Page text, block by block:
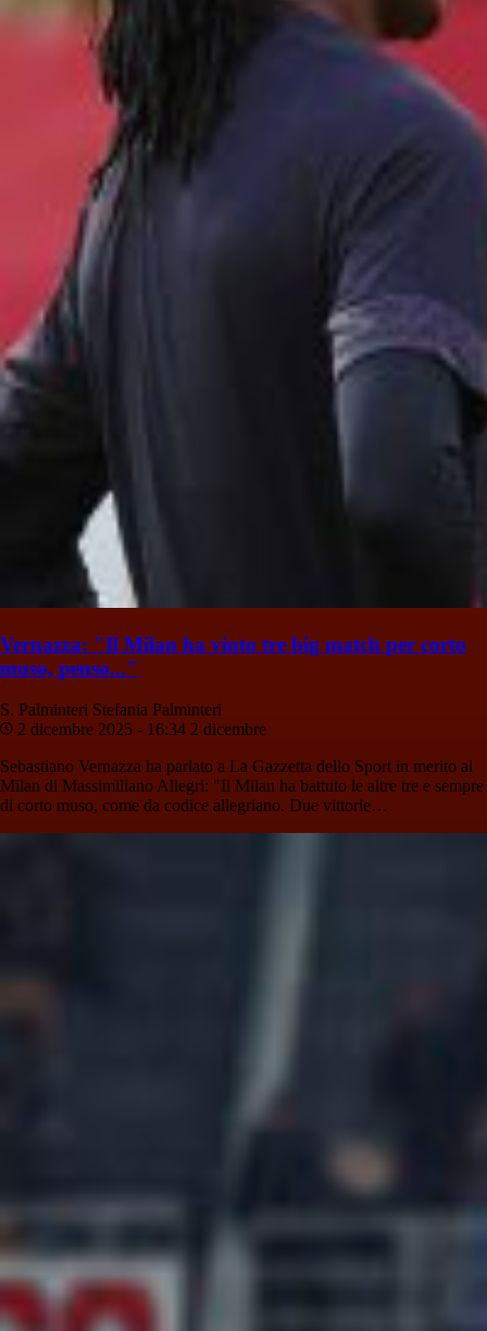
Vernazza: "Il Milan ha vinto tre big match per corto
muso, penso..."
S. Palminteri Stefania Palminteri
2 dicembre 2025 - 16:34 2 dicembre
Sebastiano Vernazza ha parlato a La Gazzetta dello Sport in merito al
Milan di Massimiliano Allegri: "Il Milan ha battuto le altre tre e sempre
di corto muso, come da codice allegriano. Due vittorie…